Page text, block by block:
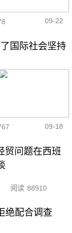
09-22
国际社会坚持
09-18
贸问题在西班
阅读 88910
绝配合调查